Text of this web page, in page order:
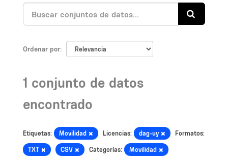
Ordenar por
1 conjunto de datos
encontrado
Etiquetas: Movilidad Licencias: dag-uy Formatos:
TXT CSV Categorías: Movilidad